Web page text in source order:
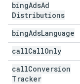
bingAdsAd
Distributions
bingAdsLanguage
callCallOnly
callConversion
Tracker